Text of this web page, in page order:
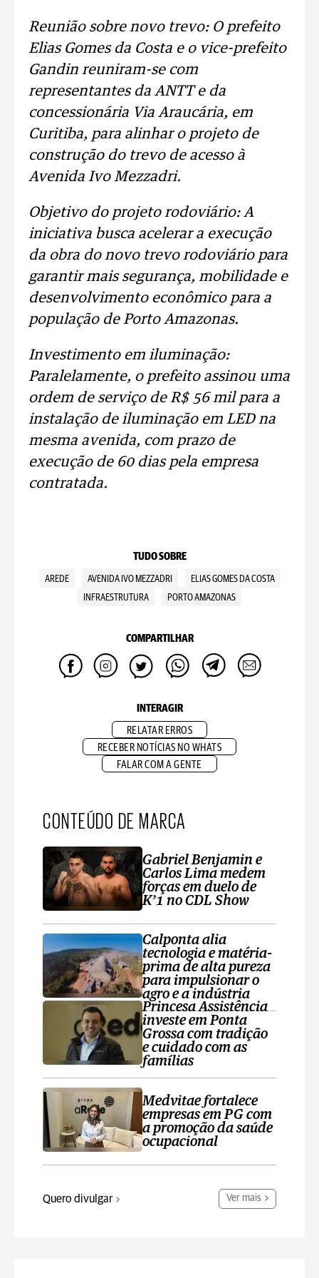
Reunião sobre novo trevo: O prefeito
Elias Gomes da Costa e o vice-prefeito
Gandin reuniram-se com
representantes da ANTT e da
concessionária Via Araucária, em
Curitiba, para alinhar o projeto de
construção do trevo de acesso à
Avenida Ivo Mezzadri.
Objetivo do projeto rodoviário: A
iniciativa busca acelerar a execução
da obra do novo trevo rodoviário para
garantir mais segurança, mobilidade e
desenvolvimento econômico para a
população de Porto Amazonas.
Investimento em iluminação:
Paralelamente, o prefeito assinou uma
ordem de serviço de R$ 56 mil para a
instalação de iluminação em LED na
mesma avenida, com prazo de
execução de 60 dias pela empresa
contratada.
TUDO SOBRE
AREDE AVENIDA IVO MEZZADRI
ELIAS GOMES DA COSTA
INFRAESTRUTURA
PORTO AMAZONAS
COMPARTILHAR
INTERAGIR
RELATAR ERROS
RECEBER NOTÍCIAS NO WHATS
FALAR COM A GENTE
CONTEÚDO DE MARCA
Gabriel Benjamin e
Carlos Lima medem
forças em duelo de
K’1 no CDL Show
Calponta alia
tecnologia e matéria-
prima de alta pureza
para impulsionar o
agro e a indústria
Princesa Assistência
investe em Ponta
Grossa com tradição
e cuidado com as
famílias
Medvitae fortalece
empresas em PG com
a promoção da saúde
ocupacional
Quero divulgar Ver mais